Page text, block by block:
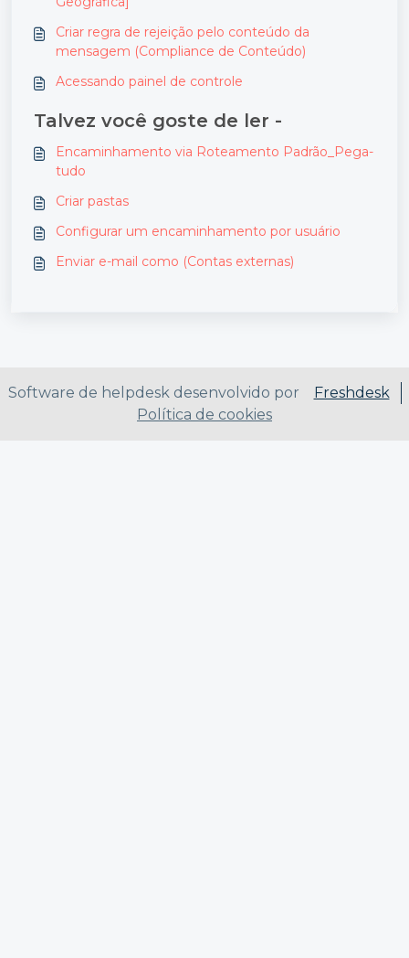
Criar regra de rejeição pelo conteúdo da
mensagem (Compliance de Conteúdo)
Acessando painel de controle
Talvez você goste de ler -
Encaminhamento via Roteamento Padrão_Pega-
tudo
Criar pastas
Configurar um encaminhamento por usuário
Enviar e-mail como (Contas externas)
Software de helpdesk desenvolvido por
Freshdesk
Política de cookies